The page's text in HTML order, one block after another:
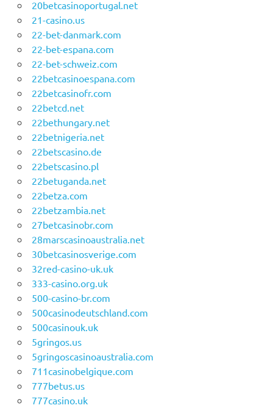
20betcasinoportugal.net
21-casino.us
22-bet-danmark.com
22-bet-espana.com
22-bet-schweiz.com
22betcasinoespana.com
22betcasinofr.com
22betcd.net
22bethungary.net
22betnigeria.net
22betscasino.de
22betscasino.pl
22betuganda.net
22betza.com
22betzambia.net
27betcasinobr.com
28marscasinoaustralia.net
30betcasinosverige.com
32red-casino-uk.uk
333-casino.org.uk
500-casino-br.com
500casinodeutschland.com
500casinouk.uk
5gringos.us
5gringoscasinoaustralia.com
711casinobelgique.com
777betus.us
777casino.uk